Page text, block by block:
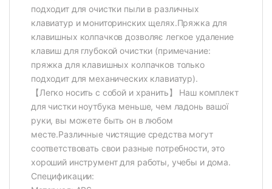
подходит для очистки пыли в различных
клавиатур и мониторинских щелях.Пряжка для
клавишных колпачков дозволяє легкое удаление
клавиш для глубокой очистки (примечание:
пряжка для клавишных колпачков только
подходит для механических клавиатур).
【Легко носить с собой и хранить】 Наш комплект
для чистки ноутбука меньше, чем ладонь вашої
руки, вы можете быть он в любом
месте.Различные чистящие средства могут
соответствовать свои разные потребности, это
хороший инструмент для работы, учебы и дома.
Спецификации: